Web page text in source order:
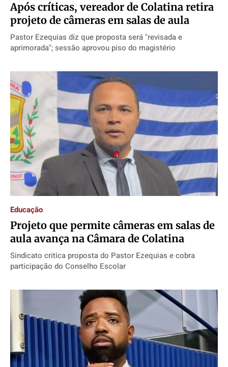
Após críticas, vereador de Colatina retira
projeto de câmeras em salas de aula
Pastor Ezequias diz que proposta será "revisada e
aprimorada"; sessão aprovou piso do magistério
Educação
Projeto que permite câmeras em salas de
aula avança na Câmara de Colatina
Sindicato critica proposta do Pastor Ezequias e cobra
participação do Conselho Escolar